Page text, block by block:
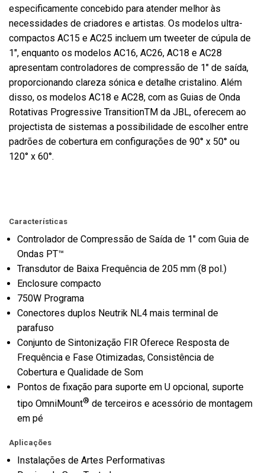
especificamente concebido para atender melhor às
necessidades de criadores e artistas. Os modelos ultra-
compactos AC15 e AC25 incluem um tweeter de cúpula de
1", enquanto os modelos AC16, AC26, AC18 e AC28
apresentam controladores de compressão de 1" de saída,
proporcionando clareza sónica e detalhe cristalino. Além
disso, os modelos AC18 e AC28, com as Guias de Onda
Rotativas Progressive TransitionTM da JBL, oferecem ao
projectista de sistemas a possibilidade de escolher entre
padrões de cobertura em configurações de 90° x 50° ou
120° x 60°.
Características
Controlador de Compressão de Saída de 1" com Guia de
Ondas PT™
Transdutor de Baixa Frequência de 205 mm (8 pol.)
Enclosure compacto
750W Programa
Conectores duplos Neutrik NL4 mais terminal de
parafuso
Conjunto de Sintonização FIR Oferece Resposta de
Frequência e Fase Otimizadas, Consistência de
Cobertura e Qualidade de Som
Pontos de fixação para suporte em U opcional, suporte
tipo OmniMount® de terceiros e acessório de montagem
em pé
Aplicações
Instalações de Artes Performativas